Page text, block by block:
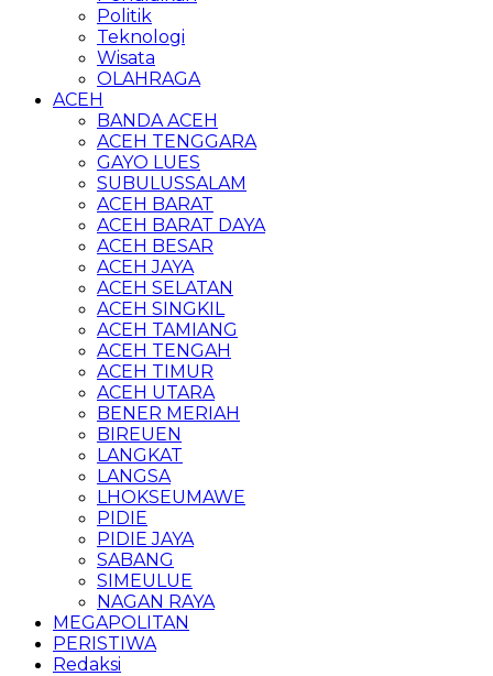
Politik
Teknologi
Wisata
OLAHRAGA
ACEH
BANDA ACEH
ACEH TENGGARA
GAYO LUES
SUBULUSSALAM
ACEH BARAT
ACEH BARAT DAYA
ACEH BESAR
ACEH JAYA
ACEH SELATAN
ACEH SINGKIL
ACEH TAMIANG
ACEH TENGAH
ACEH TIMUR
ACEH UTARA
BENER MERIAH
BIREUEN
LANGKAT
LANGSA
LHOKSEUMAWE
PIDIE
PIDIE JAYA
SABANG
SIMEULUE
NAGAN RAYA
MEGAPOLITAN
PERISTIWA
Redaksi